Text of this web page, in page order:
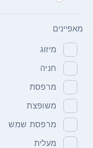
מאפיינים
מיזוג
חניה
מרפסת
משופצת
מרפסת שמש
מעלית